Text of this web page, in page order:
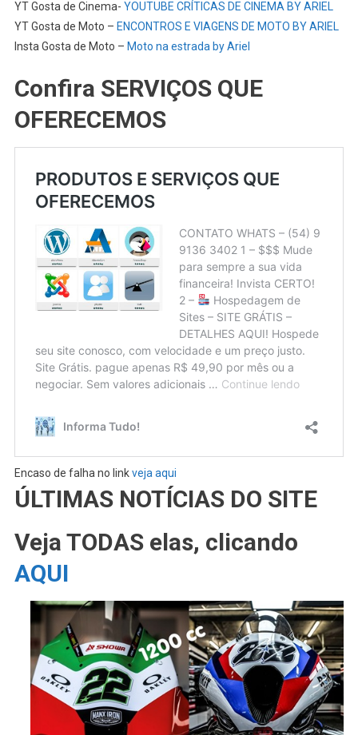
YT Gosta de Cinema- YOUTUBE CRÍTICAS DE CINEMA BY ARIEL
YT Gosta de Moto – ENCONTROS E VIAGENS DE MOTO BY ARIEL
Insta Gosta de Moto – Moto na estrada by Ariel
Confira SERVIÇOS QUE
OFERECEMOS
Encaso de falha no linkveja aqui
ÚLTIMAS NOTÍCIAS DO SITE
Veja TODAS elas, clicando
AQUI